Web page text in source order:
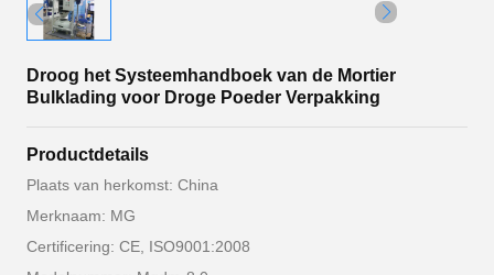
Droog het Systeemhandboek van de Mortier
Bulklading voor Droge Poeder Verpakking
Productdetails
Plaats van herkomst: China
Merknaam: MG
Certificering: CE, ISO9001:2008